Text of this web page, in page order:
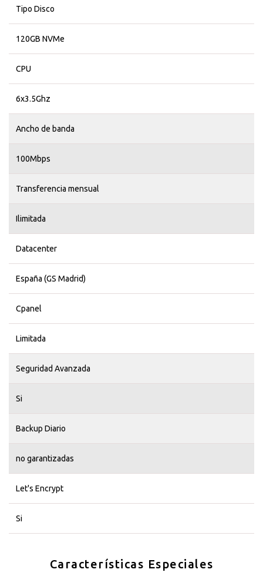
Tipo Disco
120GB NVMe
CPU
6x3.5Ghz
Ancho de banda
100Mbps
Transferencia mensual
Ilimitada
Datacenter
España (GS Madrid)
Cpanel
Limitada
Seguridad Avanzada
Si
Backup Diario
no garantizadas
Let's Encrypt
Si
Características Especiales